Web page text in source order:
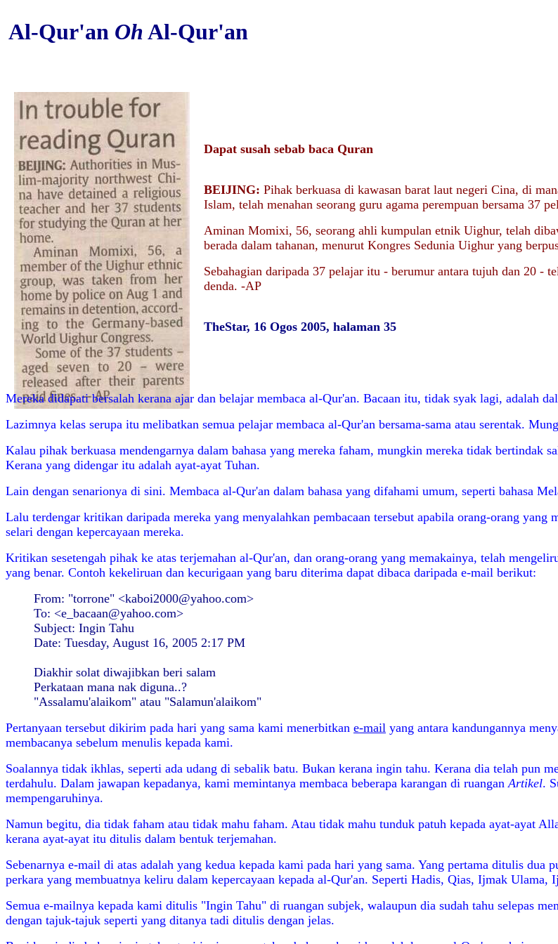
Al-Qur'an OhAl-Qur'an
Dapat susah sebab baca Quran
BEIJING: Pihak berkuasa di kawasan barat laut negeri Cina, di
Islam, telah menahan seorang guru agama perempuan bersama 37
Aminan Momixi, 56, seorang ahli kumpulan etnik Uighur, telah
berada dalam tahanan, menurut Kongres Sedunia Uighur yang
Sebahagian daripada 37 pelajar itu - berumur antara tujuh dan 20 -
denda. -AP
TheStar, 16 Ogos 2005, halaman 35
Mereka didapati bersalah kerana ajar dan belajar membaca al-Qur'an. Bacaan itu, tidak syak lagi, adalah
Lazimnya kelas serupa itu melibatkan semua pelajar membaca al-Qur'an bersama-sama atau serentak.
Kalau pihak berkuasa mendengarnya dalam bahasa yang mereka faham, mungkin mereka tidak bertindak
Kerana yang didengar itu adalah ayat-ayat Tuhan.
Lain dengan senarionya di sini. Membaca al-Qur'an dalam bahasa yang difahami umum, seperti bahasa
Lalu terdengar kritikan daripada mereka yang menyalahkan pembacaan tersebut apabila orang-orang yang
selari dengan kepercayaan mereka.
Kritikan sesetengah pihak ke atas terjemahan al-Qur'an, dan orang-orang yang memakainya, telah
yang benar. Contoh kekeliruan dan kecurigaan yang baru diterima dapat dibaca daripada e-mail berikut:
From: "torrone" <kaboi2000@yahoo.com>
To: <e_bacaan@yahoo.com>
Subject: Ingin Tahu
Date: Tuesday, August 16, 2005 2:17 PM
Diakhir solat diwajibkan beri salam
Perkataan mana nak diguna..?
"Assalamu'alaikom" atau "Salamun'alaikom"
Pertanyaan tersebut dikirim pada hari yang sama kami menerbitkan e-mail yang antara kandungannya
membacanya sebelum menulis kepada kami.
Soalannya tidak ikhlas, seperti ada udang di sebalik batu. Bukan kerana ingin tahu. Kerana dia telah pun
terdahulu. Dalam jawapan kepadanya, kami memintanya membaca beberapa karangan di ruanganArtikel.
mempengaruhinya.
Namun begitu, dia tidak faham atau tidak mahu faham. Atau tidak mahu tunduk patuh kepada ayat-ayat
kerana ayat-ayat itu ditulis dalam bentuk terjemahan.
Sebenarnya e-mail di atas adalah yang kedua kepada kami pada hari yang sama. Yang pertama ditulis
perkara yang membuatnya keliru dalam kepercayaan kepada al-Qur'an. Seperti Hadis, Qias, Ijmak
Semua e-mailnya kepada kami ditulis "Ingin Tahu" di ruangan subjek, walaupun dia sudah tahu selepas
dengan tajuk-tajuk seperti yang ditanya tadi ditulis dengan jelas.